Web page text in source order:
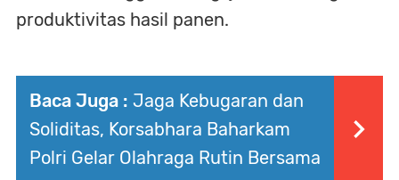
produktivitas hasil panen.
Baca Juga : Jaga Kebugaran dan
Soliditas, Korsabhara Baharkam
Polri Gelar Olahraga Rutin Bersama